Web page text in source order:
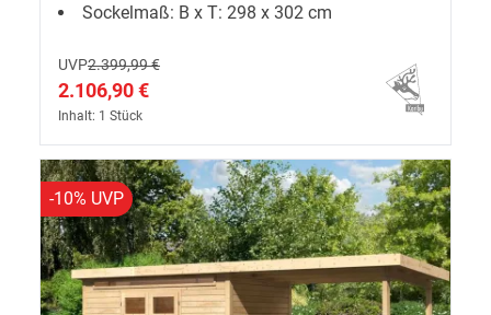
Sockelmaß: B x T: 298 x 302 cm
UVP2.399,99 €
2.106,90 €
Inhalt: 1 Stück
-10% UVP